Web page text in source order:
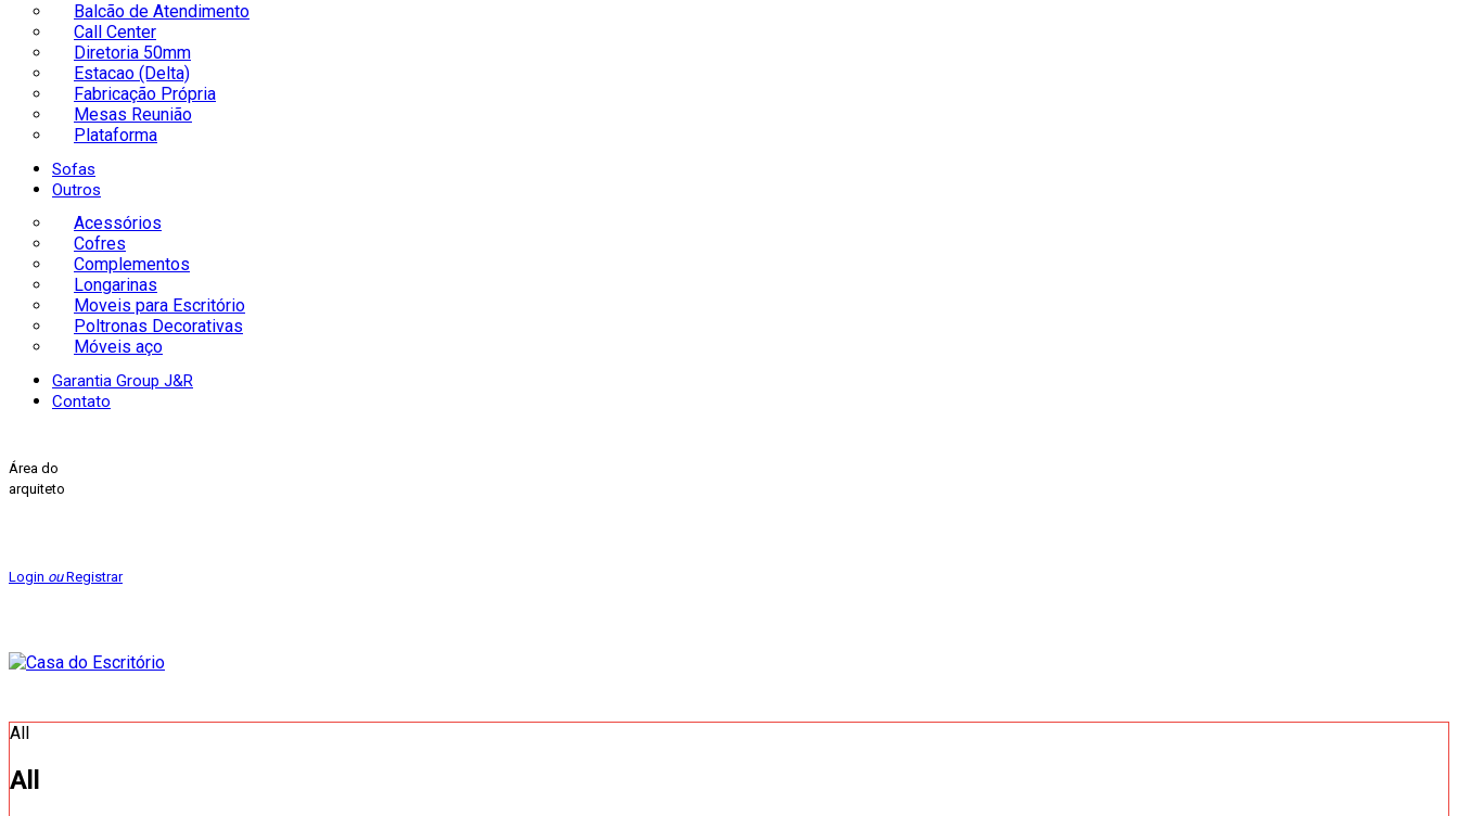
Balcão de Atendimento
Call Center
Diretoria 50mm
Estacao (Delta)
Fabricação Própria
Mesas Reunião
Plataforma
Sofas
Outros
Acessórios
Cofres
Complementos
Longarinas
Moveis para Escritório
Poltronas Decorativas
Móveis aço
Garantia Group J&R
Contato
Área do
arquiteto
Login ouRegistrar
All
All